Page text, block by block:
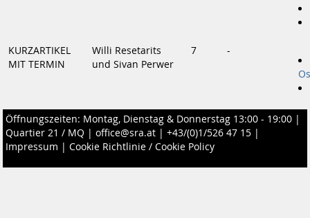
KURZARTIKEL
MIT TERMIN
Willi Resetarits
und Sivan Perwer
7
-
Öffnungszeiten: Montag, Dienstag & Donnerstag 13:00 - 19:00 |
Quartier 21 / MQ | office@sra.at | +43/(0)1/526 47 15 |
Impressum | Cookie Richtlinie / Cookie Policy